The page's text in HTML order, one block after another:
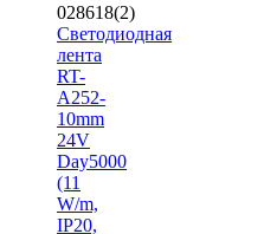
028618(2)
Светодиодная
лента
RT-
A252-
10mm
24V
Day5000
(11
W/m,
IP20,